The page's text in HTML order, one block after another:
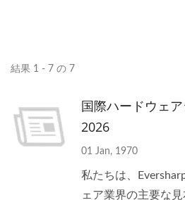
結果 1 - 7 の 7
国際ハードウェア
2026
01 Jan, 1970
私たちは、
ェア業界の主要な